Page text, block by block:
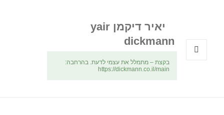
יאיר דיקמן yair
dickmann
בקצת – מתמלל את עצמי לדעת. בהרחבה:
https://dickmann.co.il/main